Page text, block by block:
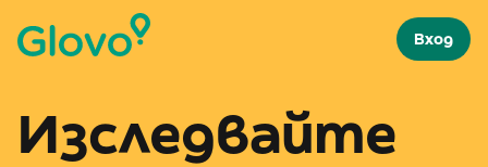
Вход
Изследвайте